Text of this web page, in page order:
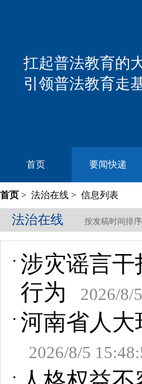
扛起普法教育的
引领普法教育走
首页 要闻快递
首页 > 法治在线 > 信息列表
法治在线 按发稿时间排序
涉灾谣言
行为
2026/8/
河南省人
2026/8/5